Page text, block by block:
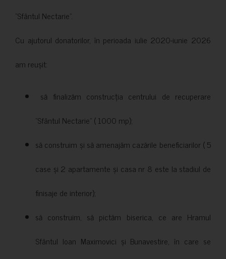
”Sfântul Nectarie”.
Cu ajutorul donatorilor, în perioada iulie 2020-iunie 2026
am reușit:
să finalizăm construcția centrului de recuperare
”Sfântul Nectarie” ( 1000 mp);
să construim și să amenajăm cazările beneficiarilor ( 5
case și 2 apartamente și casa nr 8 este la stadiul de
finisaje de interior);
să construim, să pictăm biserica, ce are Hramul
Sfântul Ioan Maximovici și Bunavestire, în care se